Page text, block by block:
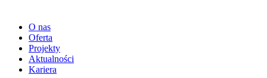
O nas
Oferta
Projekty
Aktualności
Kariera